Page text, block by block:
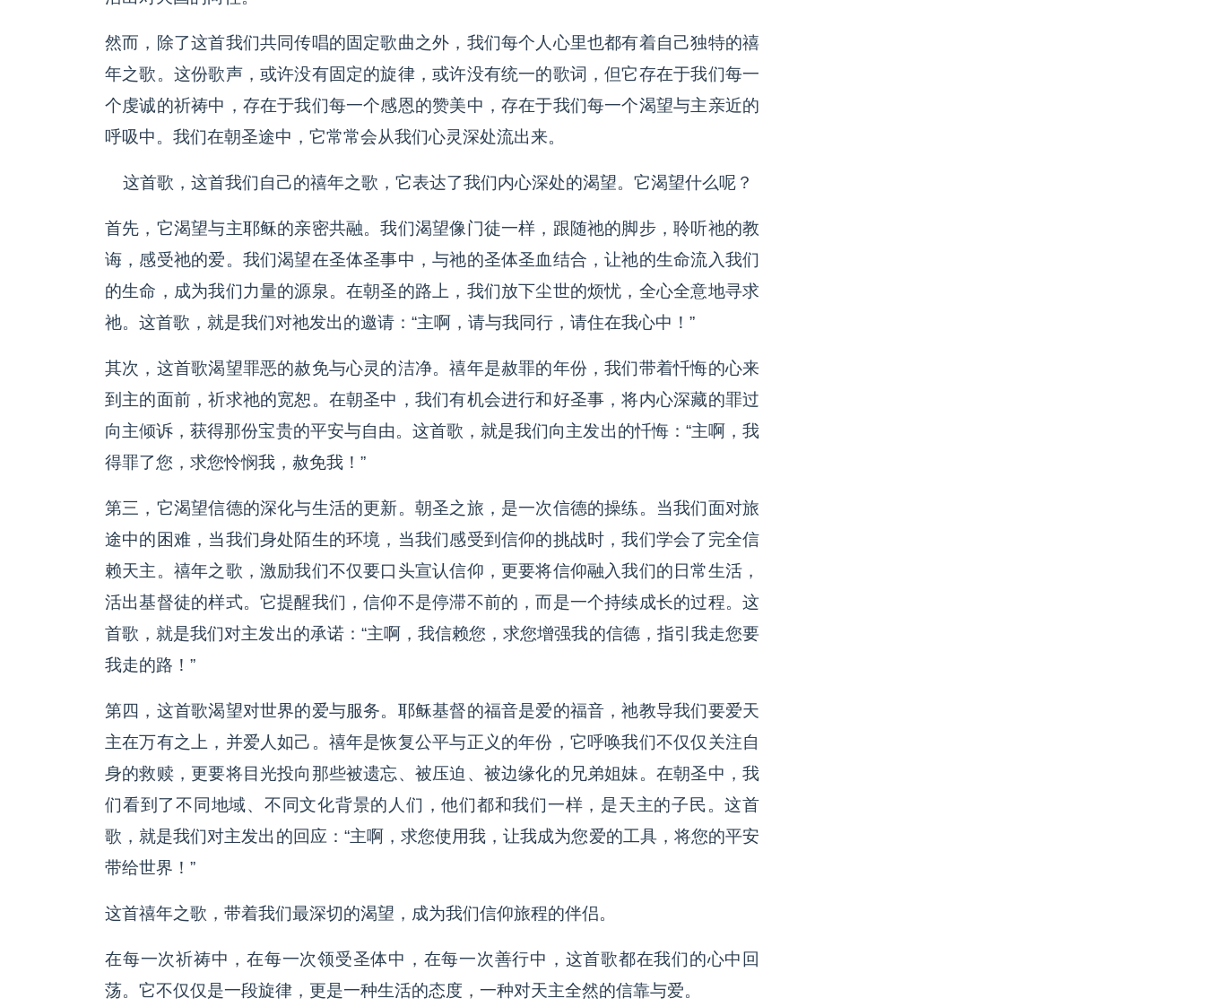
然而，除了这首我们共同传唱的固定歌曲之外，我们每个人心里也都有着自己独特的禧
年之歌。这份歌声，或许没有固定的旋律，或许没有统一的歌词，但它存在于我们每一
个虔诚的祈祷中，存在于我们每一个感恩的赞美中，存在于我们每一个渴望与主亲近的
呼吸中。我们在朝圣途中，它常常会从我们心灵深处流出来。
这首歌，这首我们自己的禧年之歌，它表达了我们内心深处的渴望。它渴望什么呢？
首先，它渴望与主耶稣的亲密共融。我们渴望像门徒一样，跟随祂的脚步，聆听祂的教
诲，感受祂的爱。我们渴望在圣体圣事中，与祂的圣体圣血结合，让祂的生命流入我们
的生命，成为我们力量的源泉。在朝圣的路上，我们放下尘世的烦忧，全心全意地寻求
祂。这首歌，就是我们对祂发出的邀请：“主啊，请与我同行，请住在我心中！”
其次，这首歌渴望罪恶的赦免与心灵的洁净。禧年是赦罪的年份，我们带着忏悔的心来
到主的面前，祈求祂的宽恕。在朝圣中，我们有机会进行和好圣事，将内心深藏的罪过
向主倾诉，获得那份宝贵的平安与自由。这首歌，就是我们向主发出的忏悔：“主啊，我
得罪了您，求您怜悯我，赦免我！”
第三，它渴望信德的深化与生活的更新。朝圣之旅，是一次信德的操练。当我们面对旅
途中的困难，当我们身处陌生的环境，当我们感受到信仰的挑战时，我们学会了完全信
赖天主。禧年之歌，激励我们不仅要口头宣认信仰，更要将信仰融入我们的日常生活，
活出基督徒的样式。它提醒我们，信仰不是停滞不前的，而是一个持续成长的过程。这
首歌，就是我们对主发出的承诺：“主啊，我信赖您，求您增强我的信德，指引我走您要
我走的路！”
第四，这首歌渴望对世界的爱与服务。耶稣基督的福音是爱的福音，祂教导我们要爱天
主在万有之上，并爱人如己。禧年是恢复公平与正义的年份，它呼唤我们不仅仅关注自
身的救赎，更要将目光投向那些被遗忘、被压迫、被边缘化的兄弟姐妹。在朝圣中，我
们看到了不同地域、不同文化背景的人们，他们都和我们一样，是天主的子民。这首
歌，就是我们对主发出的回应：“主啊，求您使用我，让我成为您爱的工具，将您的平安
带给世界！”
这首禧年之歌，带着我们最深切的渴望，成为我们信仰旅程的伴侣。
在每一次祈祷中，在每一次领受圣体中，在每一次善行中，这首歌都在我们的心中回
荡。它不仅仅是一段旋律，更是一种生活的态度，一种对天主全然的信靠与爱。